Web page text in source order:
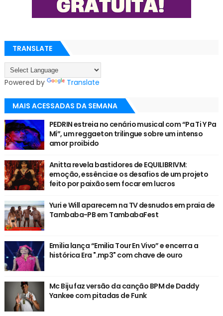
TRANSLATE
Powered by Translate
MAIS ACESSADAS DA SEMANA
PEDRIN estreia no cenário musical com “Pa Ti Y Pa
Mí”, um reggaeton trilingue sobre um intenso
amor proibido
Anitta revela bastidores de EQUILIBRIVM:
emoção, essência e os desafios de um projeto
feito por paixão sem focar em lucros
Yuri e Will aparecem na TV desnudos em praia de
Tambaba-PB em TambabaFest
Emilia lança “Emilia Tour En Vivo” e encerra a
histórica Era ".mp3" com chave de ouro
Mc Biju faz versão da canção BPM de Daddy
Yankee com pitadas de Funk